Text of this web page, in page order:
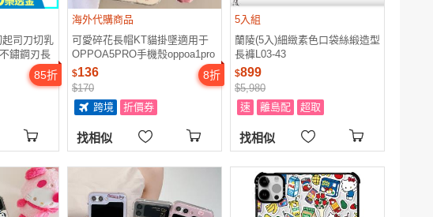
起司刀切乳
鏽鋼刃長
;附掛洞)品
85折
海外代購商品
可愛碎花長帽KT貓掛墜適用于
OPPOA5PRO手機殼oppoa1pro
保護套a97/A96小清新a2m硅膠
a58女款a53全包A3I防摔a72
$136
$170
8折
跨境 折價券
找相似
5入組
蘭陵(5入)細緻素色口袋絲緞造型
長褲L03-43
$899
$5,980
速
離島配 超取
找相似